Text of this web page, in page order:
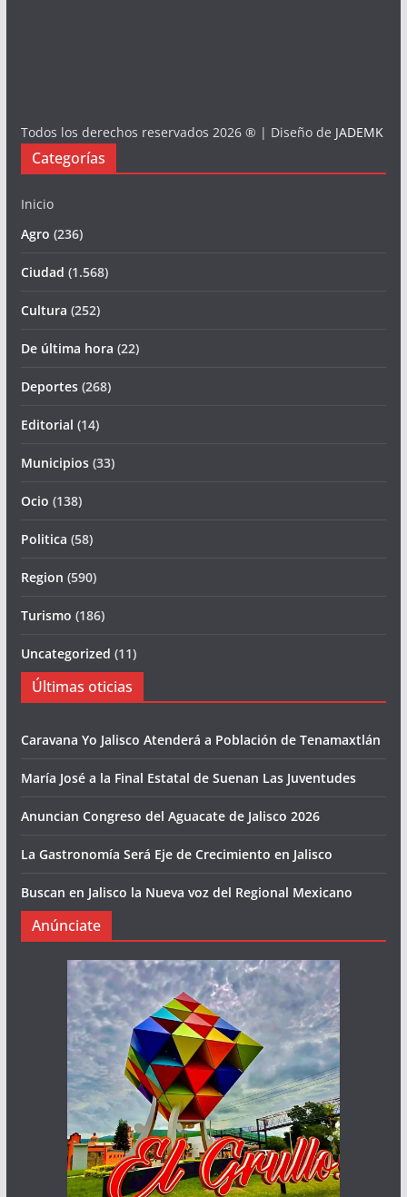
Todos los derechos reservados 2026 ® | Diseño de JADEMK
Categorías
Inicio
Agro (236)
Ciudad (1.568)
Cultura (252)
De última hora (22)
Deportes(268)
Editorial (14)
Municipios(33)
Ocio (138)
Politica (58)
Region (590)
Turismo (186)
Uncategorized (11)
Últimas oticias
Caravana Yo Jalisco Atenderá a Población de Tenamaxtlán
María José a la Final Estatal de Suenan Las Juventudes
Anuncian Congreso del Aguacate de Jalisco 2026
La Gastronomía Será Eje de Crecimiento en Jalisco
Buscan en Jalisco la Nueva voz del Regional Mexicano
Anúnciate